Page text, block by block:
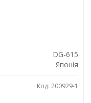
DG-615
Японія
Код: 200929-1